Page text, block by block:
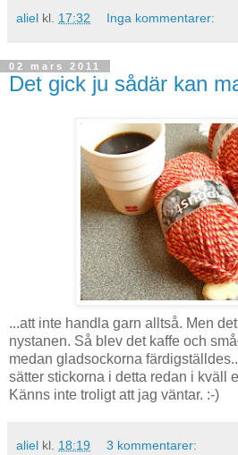
aliel kl. 17:32 Inga kommentarer:
02 mars 2011
Det gick ju sådär kan
...att inte handla garn alltså. Men
nystanen. Så blev det kaffe och
medan gladsockorna
sätter stickorna i detta redan i kväll
Känns inte troligt att jag väntar. :-)
aliel kl. 18:19 3 kommentarer: